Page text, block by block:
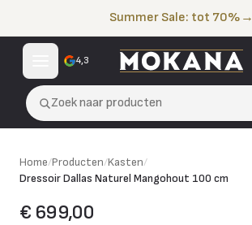
Summer Sale: tot 70% →
4,3
Zoek naar producten
Home/Producten/Kasten/
Dressoir Dallas Naturel Mangohout 100 cm
€ 699,00